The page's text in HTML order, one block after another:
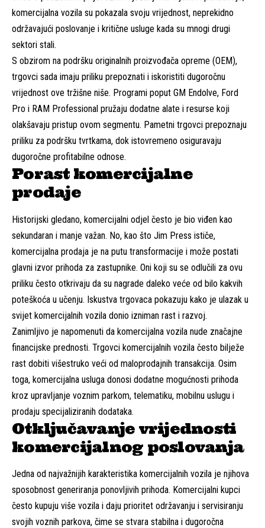
komercijalna vozila su pokazala svoju vrijednost, neprekidno
održavajući poslovanje i kritične usluge kada su mnogi drugi
sektori stali.
S obzirom na podršku originalnih proizvođača opreme (OEM),
trgovci sada imaju priliku prepoznati i iskoristiti dugoročnu
vrijednost ove tržišne niše. Programi poput GM Endolve, Ford
Pro i RAM Professional pružaju dodatne alate i resurse koji
olakšavaju pristup ovom segmentu. Pametni trgovci prepoznaju
priliku za podršku tvrtkama, dok istovremeno osiguravaju
dugoročne profitabilne odnose.
Porast komercijalne
prodaje
Historijski gledano, komercijalni odjel često je bio viđen kao
sekundaran i manje važan. No, kao što Jim Press ističe,
komercijalna prodaja je na putu transformacije i može postati
glavni izvor prihoda za zastupnike. Oni koji su se odlučili za ovu
priliku često otkrivaju da su nagrade daleko veće od bilo kakvih
poteškoća u učenju. Iskustva trgovaca pokazuju kako je ulazak u
svijet komercijalnih vozila donio izniman rast i razvoj.
Zanimljivo je napomenuti da komercijalna vozila nude značajne
financijske prednosti. Trgovci komercijalnih vozila često bilježe
rast dobiti višestruko veći od maloprodajnih transakcija. Osim
toga, komercijalna usluga donosi dodatne mogućnosti prihoda
kroz upravljanje voznim parkom, telematiku, mobilnu uslugu i
prodaju specijaliziranih dodataka.
Otključavanje vrijednosti
komercijalnog poslovanja
Jedna od najvažnijih karakteristika komercijalnih vozila je njihova
sposobnost generiranja ponovljivih prihoda. Komercijalni kupci
često kupuju više vozila i daju prioritet održavanju i servisiranju
svojih voznih parkova, čime se stvara stabilna i dugoročna